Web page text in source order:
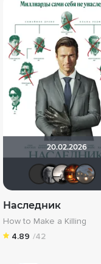
20.02.2026
Наследник
How to Make a Killing
4.89 /42